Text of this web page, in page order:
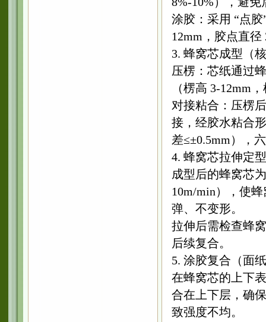
涂胶：采用 “点
12mm，胶点直
3. 蜂窝芯成型（
压楞：芯纸通过
（楞高 3-12mm
对接粘合：压楞
接，经胶水粘合
差≤±0.5mm），
4. 蜂窝芯拉伸定
成型后的蜂窝芯
10m/min），使
弹、不变形。
拉伸后需检查蜂
后续复合。
5. 涂胶复合（面
在蜂窝芯的上下
合在上下层，确
致强度不均。